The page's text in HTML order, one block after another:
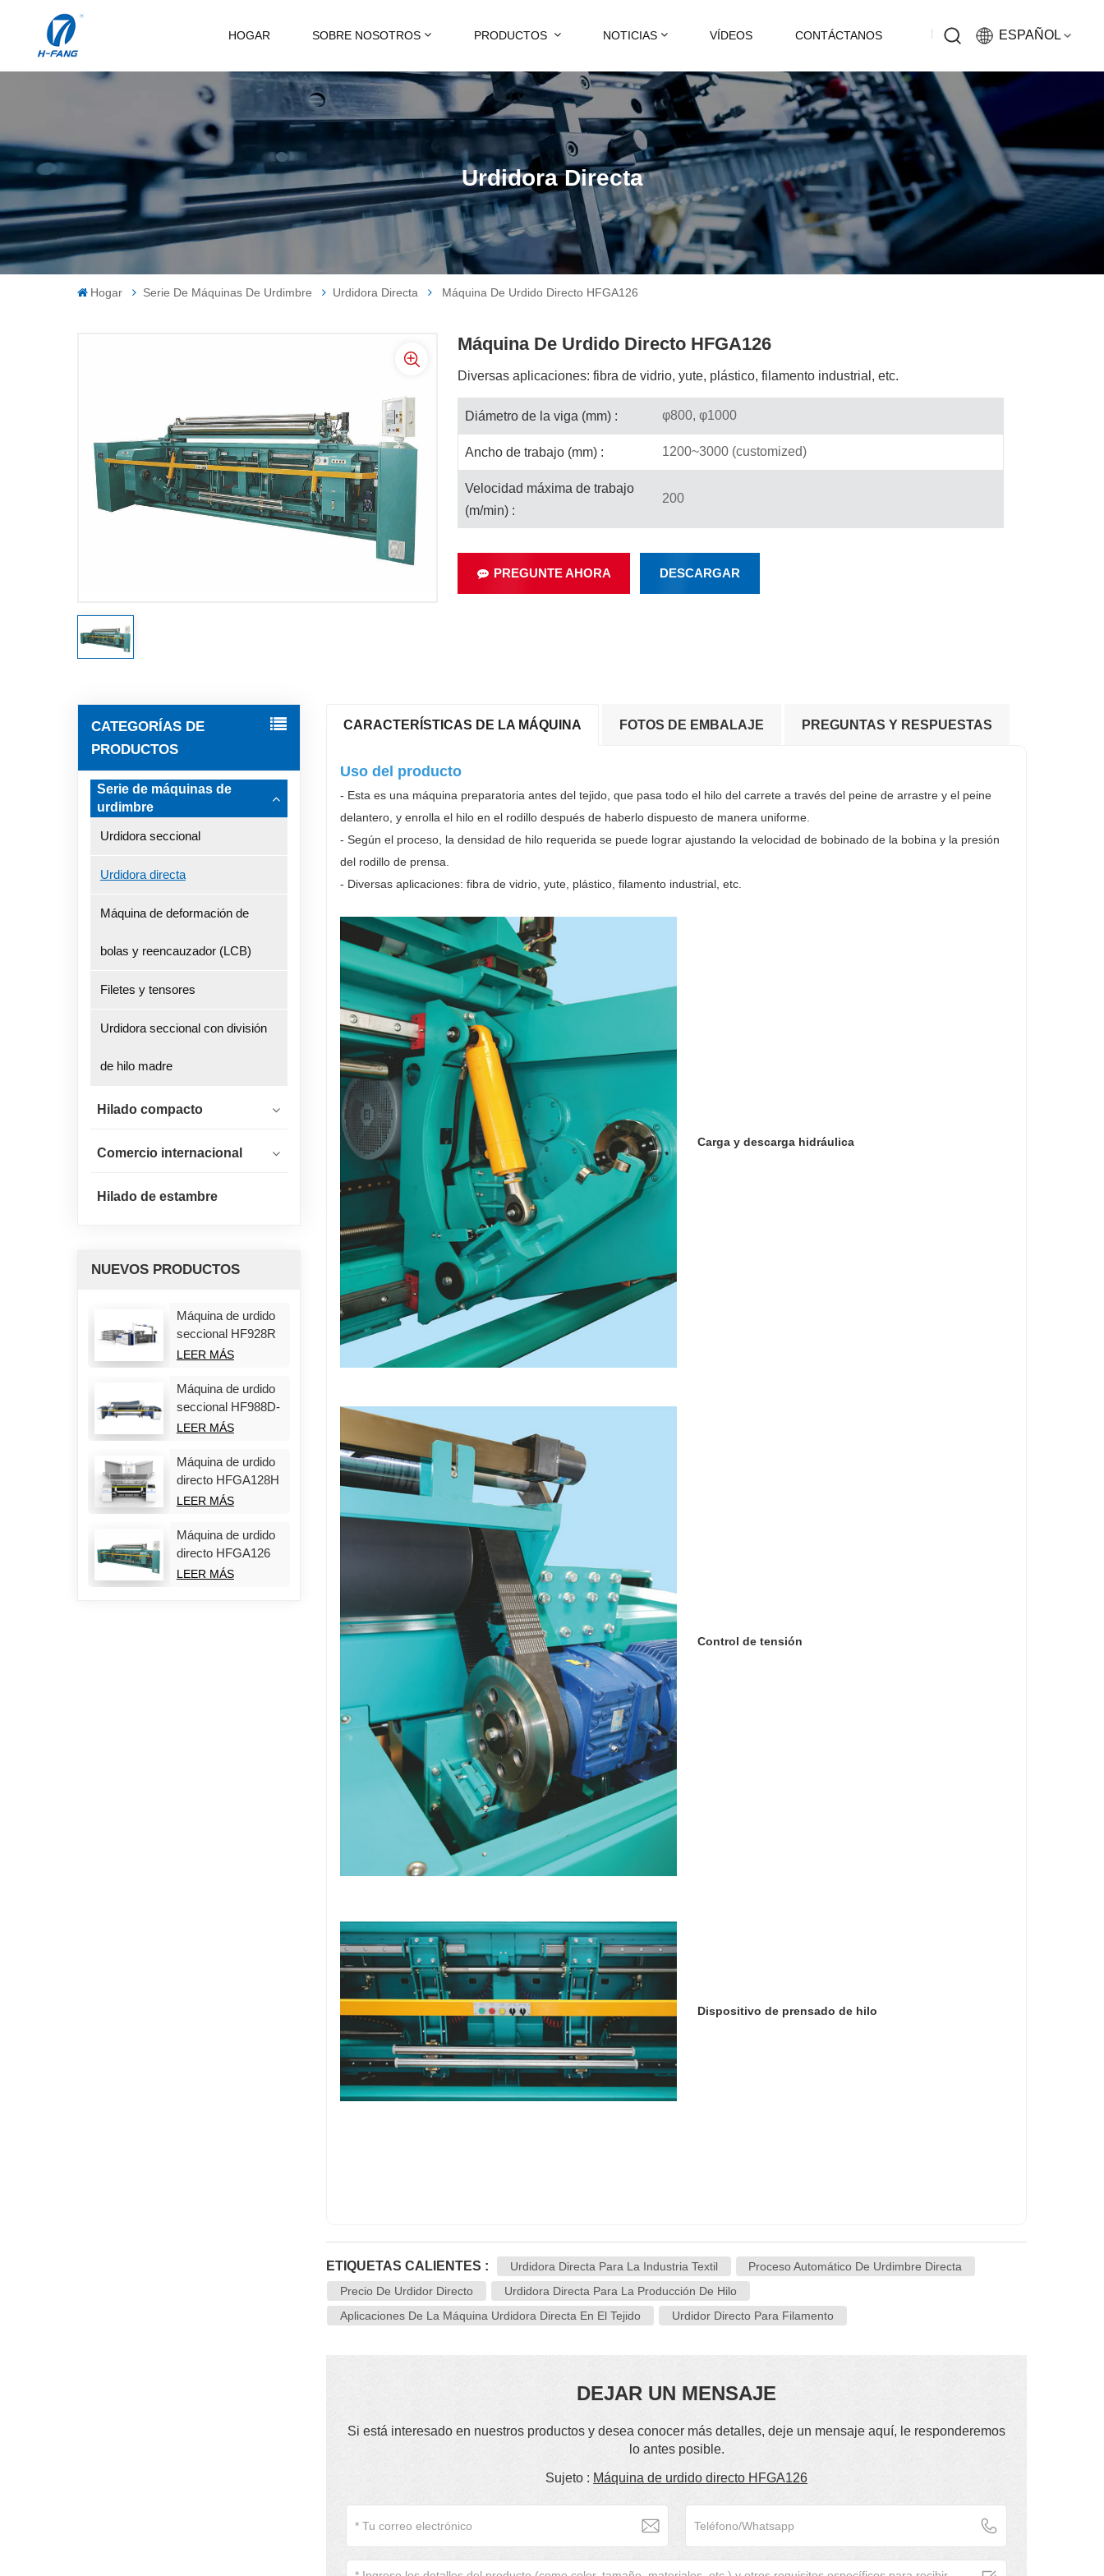
HOGAR SOBRE NOSOTROS PRODUCTOS NOTICIAS VÍDEOS CONTÁCTANOS ESPAÑOL
English
Русский
Español
中文
Urdidora Directa
Hogar Serie De Máquinas De Urdimbre Urdidora Directa Máquina De Urdido Directo HFGA126
Máquina De Urdido Directo HFGA126
Diversas aplicaciones: fibra de vidrio, yute, plástico, filamento industrial, etc.
Diámetro de la viga (mm) : φ800, φ1000
Ancho de trabajo (mm) : 1200~3000 (customized)
Velocidad máxima de trabajo
(m/min) :
200
PREGUNTE AHORA DESCARGAR
CATEGORÍAS DE
PRODUCTOS
Serie de máquinas de
urdimbre
Urdidora seccional
Urdidora directa
Máquina de deformación de
bolas y reencauzador (LCB)
Filetes y tensores
Urdidora seccional con división
de hilo madre
Hilado compacto
Comercio internacional
Hilado de estambre
NUEVOS PRODUCTOS
Máquina de urdido
seccional HF928R
LEER MÁS
Máquina de urdido
seccional HF988D-
Plus
LEER MÁS
Máquina de urdido
directo HFGA128H
LEER MÁS
Máquina de urdido
directo HFGA126
LEER MÁS
CARACTERÍSTICAS DE LA MÁQUINA FOTOS DE EMBALAJE PREGUNTAS Y RESPUESTAS
Uso del producto
- Esta es una máquina preparatoria antes del tejido, que pasa todo el hilo del carrete a través del peine de arrastre y el peine
delantero, y enrolla el hilo en el rodillo después de haberlo dispuesto de manera uniforme.
- Según el proceso, la densidad de hilo requerida se puede lograr ajustando la velocidad de bobinado de la bobina y la presión
del rodillo de prensa.
- Diversas aplicaciones: fibra de vidrio, yute, plástico, filamento industrial, etc.
Carga y descarga hidráulica
Control de tensión
Dispositivo de prensado de hilo
ETIQUETAS CALIENTES : Urdidora Directa Para La Industria Textil
Proceso Automático De Urdimbre Directa
Precio De Urdidor Directo
Urdidora Directa Para La Producción De Hilo
Aplicaciones De La Máquina Urdidora Directa En El Tejido
Urdidor Directo Para Filamento
DEJAR UN MENSAJE
Si está interesado en nuestros productos y desea conocer más detalles, deje un mensaje aquí, le responderemos
lo antes posible.
Sujeto : Máquina de urdido directo HFGA126